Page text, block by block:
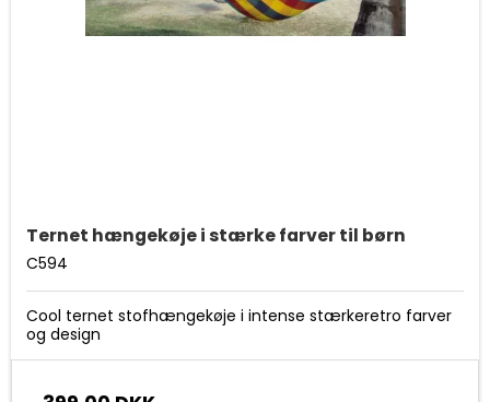
Ternet hængekøje i stærke farver til børn
C594
Cool ternet stofhængekøje i intense stærkeretro farver
og design